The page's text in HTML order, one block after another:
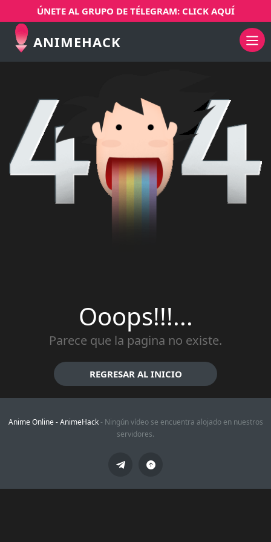
ÚNETE AL GRUPO DE TÉLEGRAM: CLICK AQUÍ
ANIMEHACK
Ooops!!!...
Parece que la pagina no existe.
REGRESAR AL INICIO
Anime Online -AnimeHack- Ningún vídeo se encuentra alojado en nuestros
servidores.